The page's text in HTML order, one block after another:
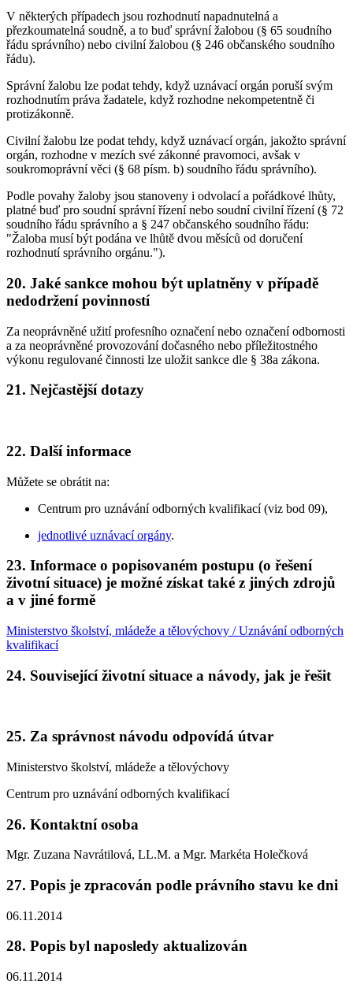
V některých případech jsou rozhodnutí napadnutelná a
přezkoumatelná soudně, a to buď správní žalobou (§ 65 soudního
řádu správního) nebo civilní žalobou (§ 246 občanského soudního
řádu).
Správní žalobu lze podat tehdy, když uznávací orgán poruší svým
rozhodnutím práva žadatele, když rozhodne nekompetentně či
protizákonně.
Civilní žalobu lze podat tehdy, když uznávací orgán, jakožto správní
orgán, rozhodne v mezích své zákonné pravomoci, avšak v
soukromoprávní věci (§ 68 písm. b) soudního řádu správního).
Podle povahy žaloby jsou stanoveny i odvolací a pořádkové lhůty,
platné buď pro soudní správní řízení nebo soudní civilní řízení (§ 72
soudního řádu správního a § 247 občanského soudního řádu:
"Žaloba musí být podána ve lhůtě dvou měsíců od doručení
rozhodnutí správního orgánu.").
20. Jaké sankce mohou být uplatněny v případě
nedodržení povinností
Za neoprávněné užití profesního označení nebo označení odbornosti
a za neoprávněné provozování dočasného nebo příležitostného
výkonu regulované činnosti lze uložit sankce dle § 38a zákona.
21. Nejčastější dotazy
22. Další informace
Můžete se obrátit na:
Centrum pro uznávání odborných kvalifikací (viz bod 09),
jednotlivé uznávací orgány.
23. Informace o popisovaném postupu (o řešení
životní situace) je možné získat také z jiných zdrojů
a v jiné formě
Ministerstvo školství, mládeže a tělovýchovy / Uznávání odborných
kvalifikací
24. Související životní situace a návody, jak je řešit
25. Za správnost návodu odpovídá útvar
Ministerstvo školství, mládeže a tělovýchovy
Centrum pro uznávání odborných kvalifikací
26. Kontaktní osoba
Mgr. Zuzana Navrátilová, LL.M. a Mgr. Markéta Holečková
27. Popis je zpracován podle právního stavu ke dni
06.11.2014
28. Popis byl naposledy aktualizován
06.11.2014